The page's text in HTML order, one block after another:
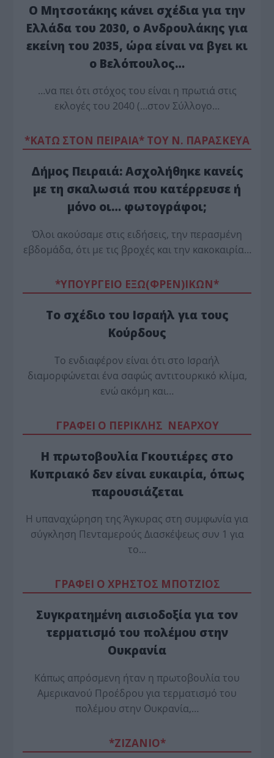
Ο Μητσοτάκης κάνει σχέδια για την
Ελλάδα του 2030, ο Ανδρουλάκης για
εκείνη του 2035, ώρα είναι να βγει κι
ο Βελόπουλος…
…να πει ότι στόχος του είναι η πρωτιά στις
εκλογές του 2040 (…στον Σύλλογο…
*ΚΑΤΩ ΣΤΟΝ ΠΕΙΡΑΙΑ* ΤΟΥ Ν. ΠΑΡΑΣΚΕΥΑ
Δήμος Πειραιά: Ασχολήθηκε κανείς
με τη σκαλωσιά που κατέρρευσε ή
μόνο οι… φωτογράφοι;
Όλοι ακούσαμε στις ειδήσεις, την περασμένη
εβδομάδα, ότι με τις βροχές και την κακοκαιρία…
*ΥΠΟΥΡΓΕΙΟ ΕΞΩ(ΦΡΕΝ)ΙΚΩΝ*
Το σχέδιο του Ισραήλ για τους
Κούρδους
Το ενδιαφέρον είναι ότι στο Ισραήλ
διαμορφώνεται ένα σαφώς αντιτουρκικό κλίμα,
ενώ ακόμη και…
ΓΡΑΦΕΙ Ο ΠΕΡΙΚΛΗΣ ΝΕΑΡΧΟΥ
Η πρωτοβουλία Γκουτιέρες στο
Κυπριακό δεν είναι ευκαιρία, όπως
παρουσιάζεται
Η υπαναχώρηση της Άγκυρας στη συμφωνία για
σύγκληση Πενταμερούς Διασκέψεως συν 1 για
το…
ΓΡΑΦΕΙ Ο ΧΡΗΣΤΟΣ ΜΠΟΤΖΙΟΣ
Συγκρατημένη αισιοδοξία για τον
τερματισμό του πολέμου στην
Ουκρανία
Κάπως απρόσμενη ήταν η πρωτοβουλία του
Αμερικανού Προέδρου για τερματισμό του
πολέμου στην Ουκρανία,…
*ZΙΖΑΝΙΟ*